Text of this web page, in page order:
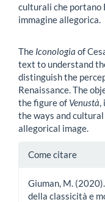
culturali che portano
immagine allegorica.
The Iconologia of
text to understand
distinguish the
Renaissance. The
the figure of Venustà,
the ways and
allegorical image.
Dettagli
Come citare
Giuman, M.
della classicità e